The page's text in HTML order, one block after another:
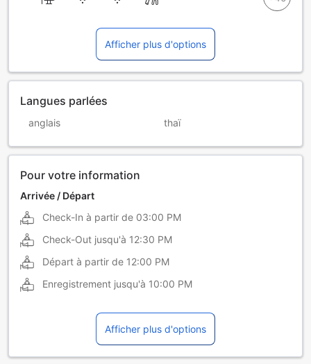
Afficher plus d'options
Langues parlées
anglais thaï
Pour votre information
Arrivée / Départ
Check-In à partir de 03:00 PM
Check-Out jusqu'à 12:30 PM
Départ à partir de 12:00 PM
Enregistrement jusqu'à 10:00 PM
Afficher plus d'options